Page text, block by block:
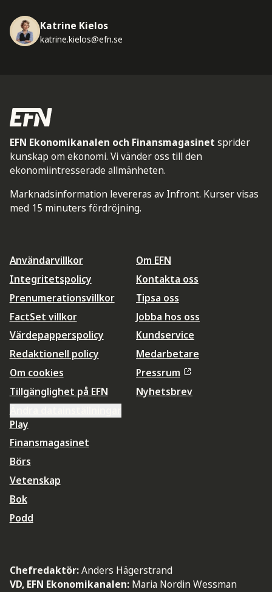
Katrine Kielos
katrine.kielos@efn.se
EFN Ekonomikanalen och Finansmagasinet sprider
kunskap om ekonomi. Vi vänder oss till den
ekonomiintresserade allmänheten.
Marknadsinformation levereras av Infront. Kurser visas
med 15 minuters fördröjning.
Användarvillkor
Integritetspolicy
Prenumerationsvillkor
FactSet villkor
Värdepapperspolicy
Redaktionell policy
Om cookies
Tillgänglighet på EFN
Om EFN
Kontakta oss
Tipsa oss
Jobba hos oss
Kundservice
Medarbetare
Pressrum
Nyhetsbrev
Play
Finansmagasinet
Börs
Vetenskap
Bok
Podd
Chefredaktör:Anders Hägerstrand
VD, EFN Ekonomikanalen: Maria Nordin Wessman